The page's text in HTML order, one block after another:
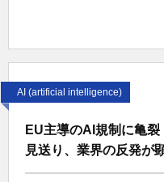
AI (artificial intelligence)
EU主導のAI規制に亀
見送り、業界の反発が